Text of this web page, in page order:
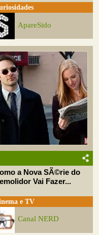
ApareSido
a Nova SÃ©rie do
Vai Fazer...
e TV
Canal NERD